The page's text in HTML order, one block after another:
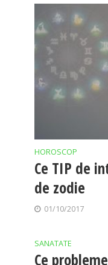
HOROSCOP
Ce TIP de
de zodie
01/10/2017
SANATATE
Ce